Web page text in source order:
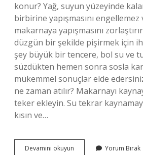
konur? Yağ, suyun yüzeyinde
birbirine yapışmasını engellemez
makarnaya yapışmasını
düzgün bir şekilde pişirmek için
şey büyük bir tencere, bol su ve
süzdükten hemen sonra sosla
mükemmel sonuçlar elde
ne zaman atılır? Makarnayı
teker ekleyin. Su tekrar
kısın ve…
Devamını okuyun Makarna
Yorum Bırak